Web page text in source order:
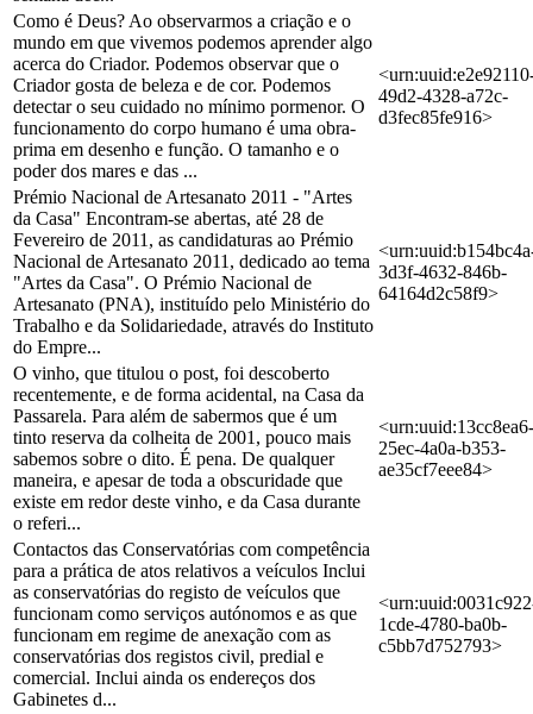
Como é Deus? Ao observarmos a criação e o
mundo em que vivemos podemos aprender algo
acerca do Criador. Podemos observar que o
Criador gosta de beleza e de cor. Podemos
detectar o seu cuidado no mínimo pormenor. O
funcionamento do corpo humano é uma obra-
prima em desenho e função. O tamanho e o
poder dos mares e das ...
49d2-4328-a72c-
d3fec85fe916>
Prémio Nacional de Artesanato 2011 - "Artes
da Casa" Encontram-se abertas, até 28 de
Fevereiro de 2011, as candidaturas ao Prémio
Nacional de Artesanato 2011, dedicado ao tema
"Artes da Casa". O Prémio Nacional de
Artesanato (PNA), instituído pelo Ministério do
Trabalho e da Solidariedade, através do Instituto
do Empre...
3d3f-4632-846b-
64164d2c58f9>
O vinho, que titulou o post, foi descoberto
recentemente, e de forma acidental, na Casa da
Passarela. Para além de sabermos que é um
tinto reserva da colheita de 2001, pouco mais
sabemos sobre o dito. É pena. De qualquer
maneira, e apesar de toda a obscuridade que
existe em redor deste vinho, e da Casa durante
o referi...
<urn:uuid:13cc8ea6-
25ec-4a0a-b353-
ae35cf7eee84>
Contactos das Conservatórias com competência
para a prática de atos relativos a veículos Inclui
as conservatórias do registo de veículos que
funcionam como serviços autónomos e as que
funcionam em regime de anexação com as
conservatórias dos registos civil, predial e
comercial. Inclui ainda os endereços dos
Gabinetes d...
1cde-4780-ba0b-
c5bb7d752793>